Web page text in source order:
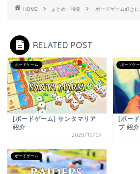
HOME まとめ・特集 ボードゲーム好き
RELATED POST
ボードゲーム
[ボードゲーム] サンタマリア
紹介
2020/10/09
ボードゲ
[ボー
ブ 紹介
ボードゲーム